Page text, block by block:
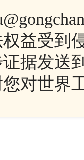
益受到
据发送
对世界